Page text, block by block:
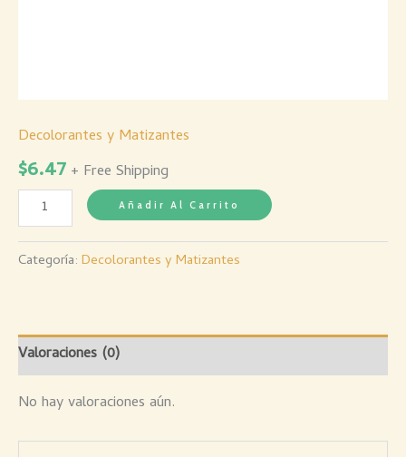
Decolorantes y Matizantes
$6.47 + Free Shipping
Añadir Al Carrito
Categoría: Decolorantes y Matizantes
Valoraciones (0)
No hay valoraciones aún.